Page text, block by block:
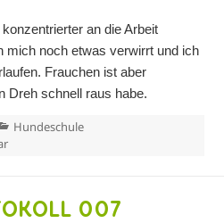
an die Arbeit
mich noch etwas verwirrt und ich
Frauchen ist aber
Dreh schnell raus habe.
Kategorien
Hundeschule
zu 2. Fährtentraining
007